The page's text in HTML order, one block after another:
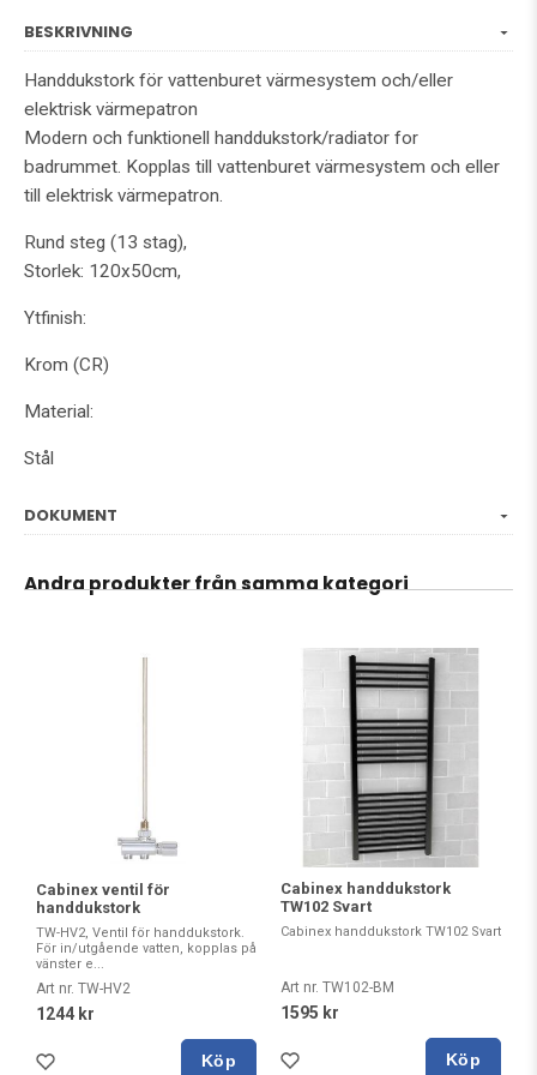
BESKRIVNING
Handdukstork för vattenburet värmesystem och/eller
elektrisk värmepatron
Modern och funktionell handdukstork/radiator for
badrummet. Kopplas till vattenburet värmesystem och eller
till elektrisk värmepatron.
Rund steg (13 stag),
Storlek: 120x50cm,
Ytfinish:
Krom (CR)
Material:
Stål
DOKUMENT
Andra produkter från samma kategori
Cabinex ventil för
handdukstork
TW-HV2, Ventil för handdukstork.
För in/utgående vatten, kopplas på
vänster e...
Art nr. TW-HV2
1244 kr
Köp
Cabinex handdukstork
TW102 Svart
Cabinex handdukstork TW102 Svart
Art nr. TW102-BM
1595 kr
Köp